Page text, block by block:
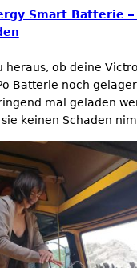
Smart Batterie –
heraus, ob deine
Batterie noch
mal geladen
keinen Schaden